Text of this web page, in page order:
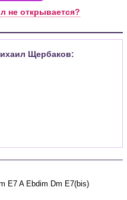
не открывается?
Щербаков: